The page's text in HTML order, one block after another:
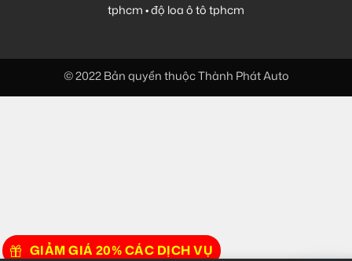
tphcm•độ loa ô tô tphcm
GIẢM GIÁ 20% CÁC DỊCH VỤ
© 2022 Bản quyền thuộc Thành Phát Auto